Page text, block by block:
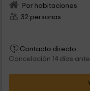
Por habitaciones
32 personas
Contacto directo
Cancelación 14 días